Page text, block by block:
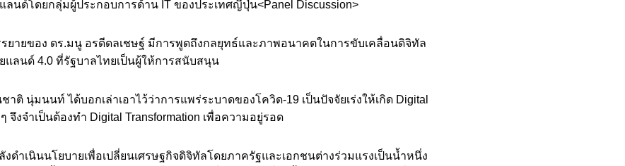
ลนด์โดยกลุ่มผู้ประกอบการด้าน IT ของประเทศญี่ปุ่น<Panel Discussion>
รยายของ ดร.มนู อรดีดลเชษฐ์ มีการพูดถึงกลยุทธ์และภาพอนาคตในการขับเคลื่อนดิจิทัล
แลนด์ 4.0 ที่รัฐบาลไทยเป็นผู้ให้การสนับสนุน
าติ นุ่มนนท์ ได้บอกเล่าเอาไว้ว่าการแพร่ระบาดของโควิด-19 เป็นปัจจัยเร่งให้เกิด Digital
จึงจำเป็นต้องทำ Digital Transformation เพื่อความอยู่รอด
งดำเนินนโยบายเพื่อเปลี่ยนเศรษฐกิจดิจิทัลโดยภาครัฐและเอกชนต่างร่วมแรงเป็นน้ำหนึ่ง